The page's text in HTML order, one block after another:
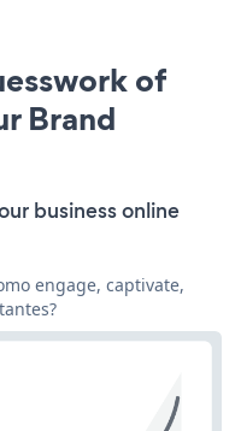
of
Brand
business online
engage, captivate,